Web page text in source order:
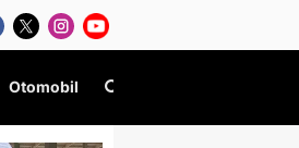
Otomobil